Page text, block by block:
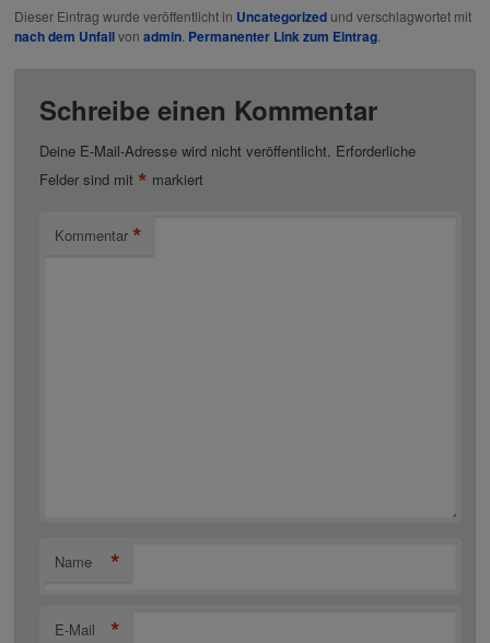
Dieser Eintrag wurde veröffentlicht in Uncategorized und verschlagwortet mit
nach dem Unfallvonadmin Permanenter Link zum Eintrag
Schreibe einen Kommentar
Deine E-Mail-Adresse wird nicht veröffentlicht. Erforderliche
Felder sind mit * markiert
Kommentar *
Name *
E-Mail *